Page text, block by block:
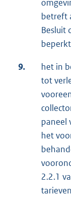
betreft
Besluit
9.
het in
tot
paneel
het
2.2.1